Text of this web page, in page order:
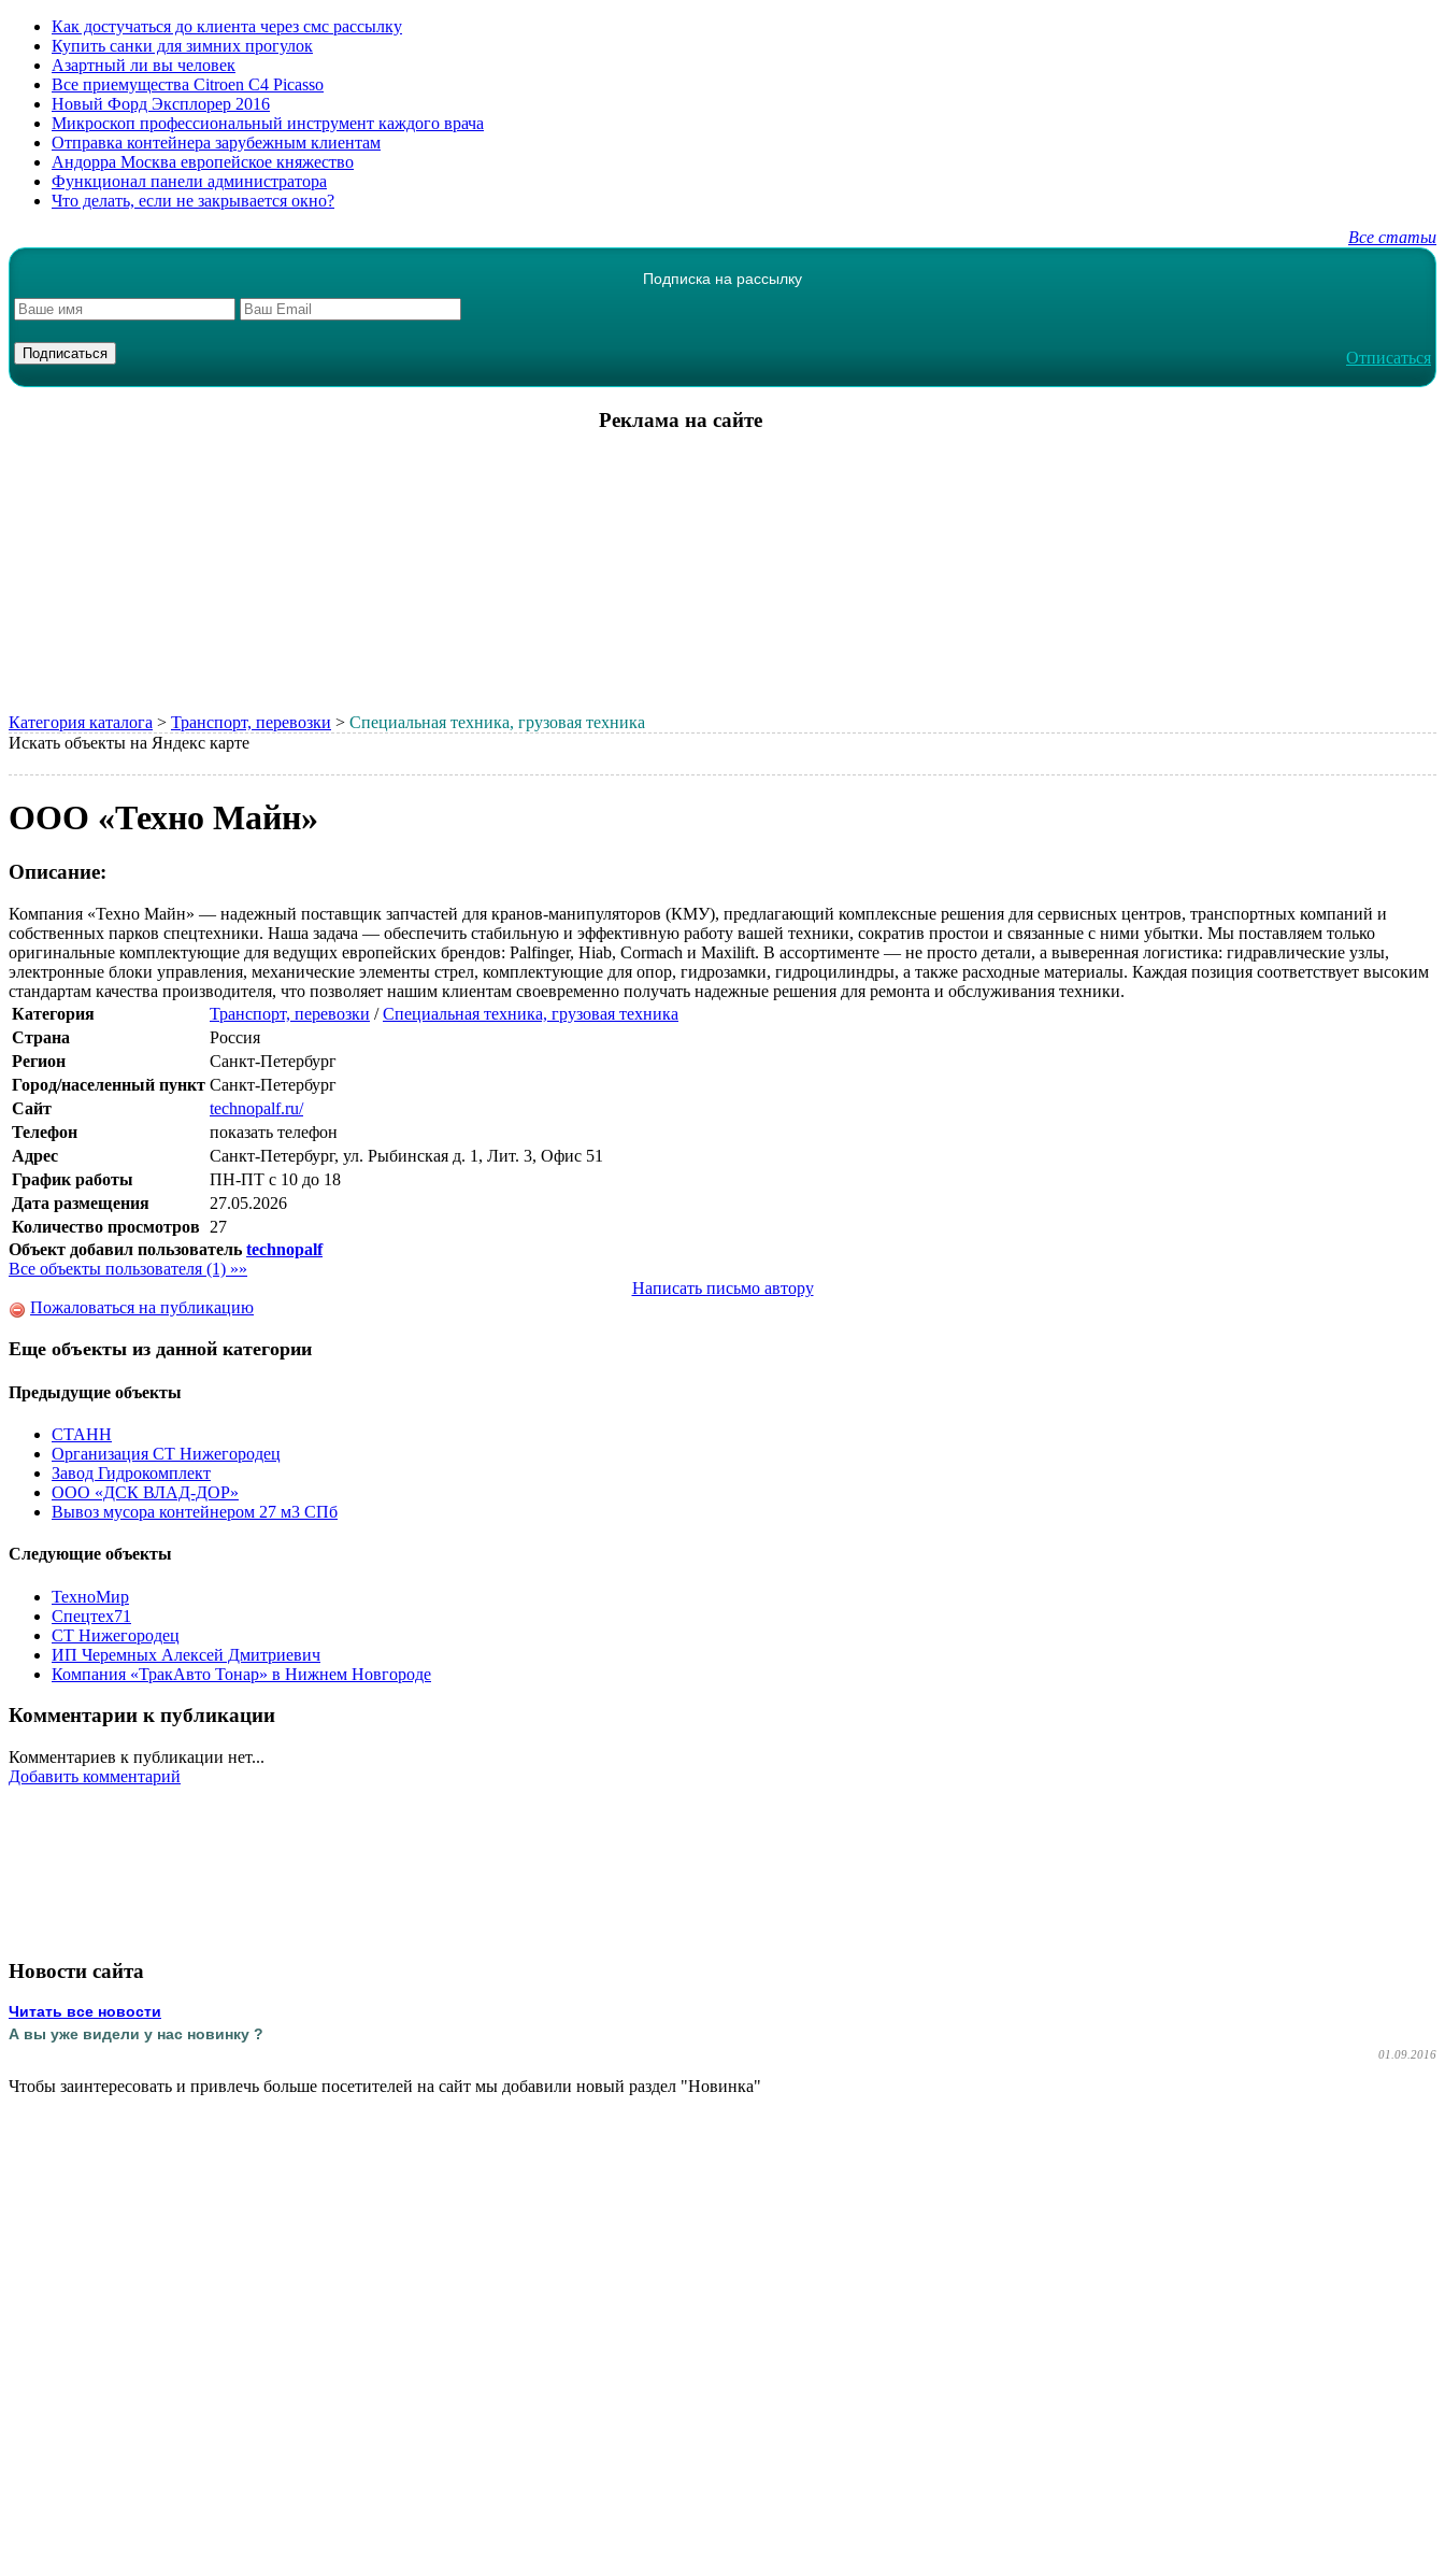
Как достучаться до клиента через смс рассылку
Купить санки для зимних прогулок
Азартный ли вы человек
Все приемущества Сitroen C4 Picasso
Новый Форд Эксплорер 2016
Микроскоп профессиональный инструмент каждого врача
Отправка контейнера зарубежным клиентам
Андорра Москва европейское княжество
Функционал панели администратора
Что делать, если не закрывается окно?
Все статьи
Подписка на рассылку
Отписаться
Реклама на сайте
Категория каталога > Транспорт, перевозки > Специальная техника, грузовая техника
Искать объекты на Яндекс карте
ООО «Техно Майн»
Описание:
Компания «Техно Майн» — надежный поставщик запчастей для кранов-манипуляторов (КМУ), предлагающий комплексные решения для сервисных центров, транспортных компаний и
собственных парков спецтехники. Наша задача — обеспечить стабильную и эффективную работу вашей техники, сократив простои и связанные с ними убытки. Мы поставляем только
оригинальные комплектующие для ведущих европейских брендов: Palfinger, Hiab, Cormach и Maxilift. В ассортименте — не просто детали, а выверенная логистика: гидравлические узлы,
электронные блоки управления, механические элементы стрел, комплектующие для опор, гидрозамки, гидроцилиндры, а также расходные материалы. Каждая позиция соответствует высоким
стандартам качества производителя, что позволяет нашим клиентам своевременно получать надежные решения для ремонта и обслуживания техники.
Категория
Транспорт, перевозки /Специальная техника, грузовая техника
Страна
Россия
Регион
Санкт-Петербург
Город/населенный пункт Санкт-Петербург
Сайт
technopalf.ru/
Телефон
показать телефон
Адрес
Санкт-Петербург, ул. Рыбинская д. 1, Лит. 3, Офис 51
График работы
ПН-ПТ с 10 до 18
Дата размещения
27.05.2026
Количество просмотров 27
Объект добавил пользователь technopalf
Все объекты пользователя (1) »»
Написать письмо автору
Пожаловаться на публикацию
Еще объекты из данной категории
Предыдущие объекты
СТАНН
Организация СТ Нижегородец
Завод Гидрокомплект
ООО «ДСК ВЛАД-ДОР»
Вывоз мусора контейнером 27 м3 СПб
Следующие объекты
ТехноМир
Спецтех71
СТ Нижегородец
ИП Черемных Алексей Дмитриевич
Компания «ТракАвто Тонар» в Нижнем Новгороде
Комментарии к публикации
Комментариев к публикации нет...
Добавить комментарий
Новости сайта
Читать все новости
А вы уже видели у нас новинку ?
01.09.2016
Чтобы заинтересовать и привлечь больше посетителей на сайт мы добавили новый раздел "Новинка"